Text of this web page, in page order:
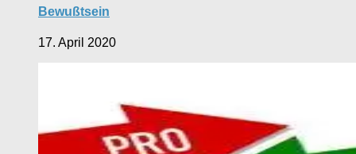
Bewußtsein
17. April 2020